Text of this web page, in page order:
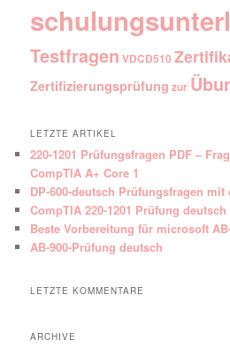
Testfragen VDCD510
Zertifizierungsprüfung zur
LETZTE ARTIKEL
220-1201 Prüfungsfragen PDF –
CompTIA A+ Core 1
DP-600-deutsch Prüfungsfragen mit
CompTIA 220-1201 Prüfung deutsch
Beste Vorbereitung für microsoft
AB-900-Prüfung deutsch
LETZTE KOMMENTARE
ARCHIVE